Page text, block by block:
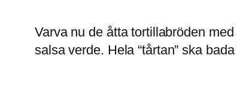
Varva nu de åtta tortillabröden
salsa verde. Hela “tårtan” ska